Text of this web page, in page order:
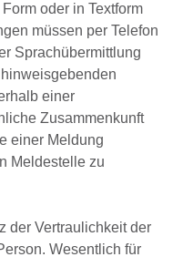
oder in Textform
müssen per Telefon
Sprachübermittlung
einer
Zusammenkunft
einer Meldung
Meldestelle zu
der Vertraulichkeit der
Wesentlich für